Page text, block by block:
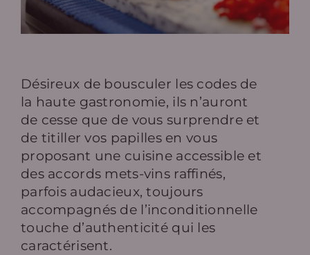
Désireux de bousculer les codes de
la haute gastronomie, ils n’auront
de cesse que de vous surprendre et
de titiller vos papilles en vous
proposant une cuisine accessible et
des accords mets-vins raffinés,
parfois audacieux, toujours
accompagnés de l’inconditionnelle
touche d’authenticité qui les
caractérisent.